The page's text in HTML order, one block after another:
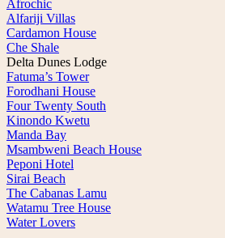
Afrochic
Alfariji Villas
Cardamon House
Che Shale
Delta Dunes Lodge
Fatuma’s Tower
Forodhani House
Four Twenty South
Kinondo Kwetu
Manda Bay
Msambweni Beach House
Peponi Hotel
Sirai Beach
The Cabanas Lamu
Watamu Tree House
Water Lovers